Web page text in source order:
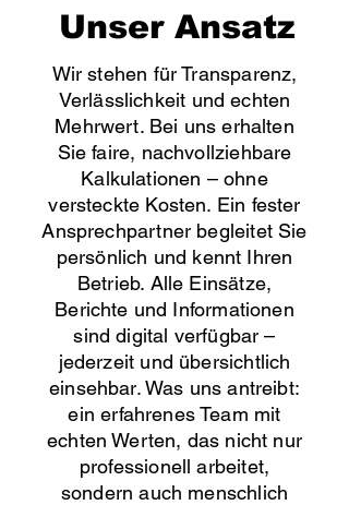
Unser Ansatz
Wir stehen für Transparenz,
Verlässlichkeit und echten
Mehrwert. Bei uns erhalten
Sie faire, nachvollziehbare
Kalkulationen – ohne
versteckte Kosten. Ein fester
Ansprechpartner begleitet Sie
persönlich und kennt Ihren
Betrieb. Alle Einsätze,
Berichte und Informationen
sind digital verfügbar –
jederzeit und übersichtlich
einsehbar. Was uns antreibt:
ein erfahrenes Team mit
echten Werten, das nicht nur
professionell arbeitet,
sondern auch menschlich